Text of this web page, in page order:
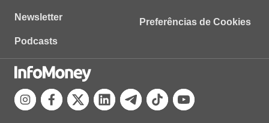
Newsletter
Podcasts
Preferências de Cookies